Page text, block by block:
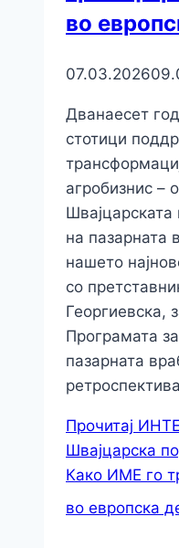
во
07.03.2026
Дванаесет
стотици
агробизнис –
на пазарната
нашето
со
Георгиевска,
Програмата
пазарната
Прочитај
Швајцарска
Како ИМЕ го
во европска